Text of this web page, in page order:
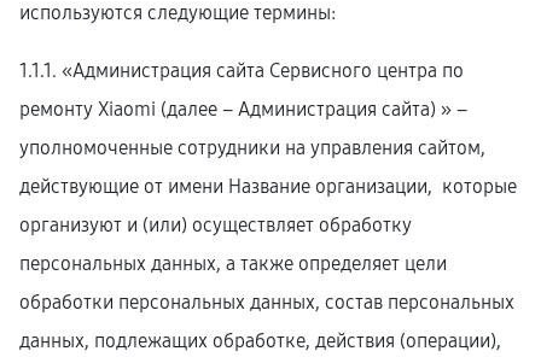
используются следующие термины:
1.1.1. «Администрация сайта Сервисного центра по
ремонту Xiaomi (далее – Администрация сайта) » –
уполномоченные сотрудники на управления сайтом,
действующие от имени Название организации, которые
организуют и (или) осуществляет обработку
персональных данных, а также определяет цели
обработки персональных данных, состав персональных
данных, подлежащих обработке, действия (операции),